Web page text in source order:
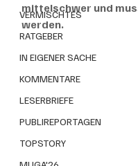
VERMISCHTES
RATGEBER
IN EIGENER SACHE
KOMMENTARE
LESERBRIEFE
PUBLIREPORTAGEN
TOPSTORY
mittelschwer und
werden.